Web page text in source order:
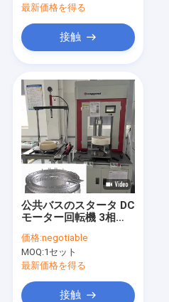
製品
ビデオ
企業情報
会社案内
お問い合わせ
ニュース
最新価格を得る
接触
公共バスのスタータ DC
モーター回転機 3相
価格:negotiable
MOQ:1セット
最新価格を得る
接触